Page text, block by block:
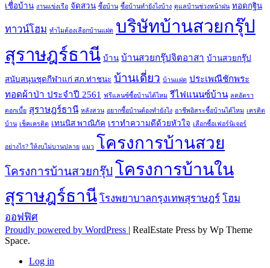
เชื่อบ้าน งานแข่งเรือ จัดสวน ซื้อบ้าน ซื้อบ้านทำยังไงบ้าง ดูแลบ้านช่วงหน้าฝน ทอดกฐิน
ทาวน์โฮม ทำไมต้องเลือกบ้านแฝด บริษัทบ้านสวยกรุ๊ป
สุราษฎร์ธานี บ้าน บ้านสวยกรุ๊ปจิตอาสา บ้านสวยกรุ๊ป
สนับสนุนชุดกีฬาแก่ สภ.ท่าชนะ บ้านเดี่ยว บ้านแฝด ประเพณีชักพระ
ทอดผ้าป่า ประจำปี 2561
ฟรีแลนซ์ซื้อบ้านได้ไหม รีไฟแนนซ์บ้าน ลดอัตรา
ดอกเบี้ย สุราษฎร์ธานี หลังสวน อยากซื้อบ้านต้องทำยังไง อาชีพอิสระซื้อบ้านได้ไหม เครดิต
บ้าน เช็คเครดิต เทนนิส พาณิภัค เราทำความดีด้วยหัวใจ เลือกซื้อเฟอร์นิเจอร์
อย่างไร? ให้งบไม่บานปลาย แมว โครงการบ้านสวย
โครงการบ้านสวยกรุ๊ป โครงการบ้านใน
สุราษฎร์ธานี โรงพยาบาลกรุงเทพสุราษฎร์ โฮม
ออฟฟิศ
Proudly powered by WordPress | RealEstate Press by Wp Theme
Space.
Log in